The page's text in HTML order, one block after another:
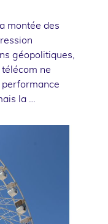
montée des
géopolitiques,
ne
performance
la …